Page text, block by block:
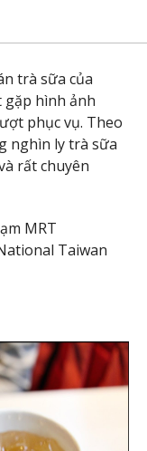
trà sữa của
gặp hình ảnh
phục vụ. Theo
nghìn ly trà sữa
rất chuyên
MRT
Taiwan